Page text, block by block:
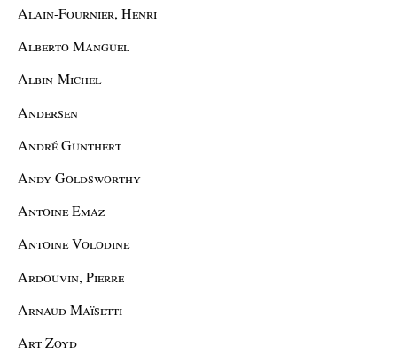
Alain-Fournier, Henri
Alberto Manguel
Albin-Michel
Andersen
André Gunthert
Andy Goldsworthy
Antoine Emaz
Antoine Volodine
Ardouvin, Pierre
Arnaud Maïsetti
Art Zoyd